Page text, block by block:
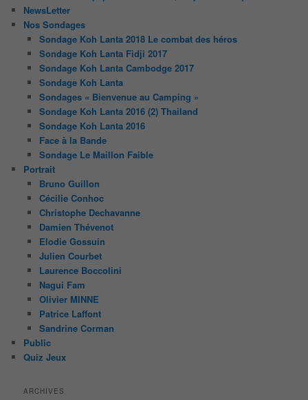
NewsLetter
Nos Sondages
Sondage Koh Lanta 2018 Le combat des héros
Sondage Koh Lanta Fidji 2017
Sondage Koh Lanta Cambodge 2017
Sondage Koh Lanta
Sondages « Bienvenue au Camping »
Sondage Koh Lanta 2016 (2) Thailand
Sondage Koh Lanta 2016
Face à la Bande
Sondage Le Maillon Faible
Portrait
Bruno Guillon
Cécilie Conhoc
Christophe Dechavanne
Damien Thévenot
Elodie Gossuin
Julien Courbet
Laurence Boccolini
Nagui Fam
Olivier MINNE
Patrice Laffont
Sandrine Corman
Public
Quiz Jeux
ARCHIVES